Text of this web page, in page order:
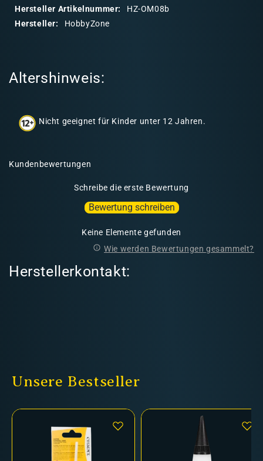
n
Hersteller Artikelnummer:
HZ-OM08b
Hersteller:
HobbyZone
Altershinweis:
Nicht geeignet für Kinder unter 12 Jahren.
Kundenbewertungen
Schreibe die erste Bewertung
Bewertung schreiben
Keine Elemente gefunden
Wie werden Bewertungen gesammelt?
Herstellerkontakt:
Unsere Bestseller